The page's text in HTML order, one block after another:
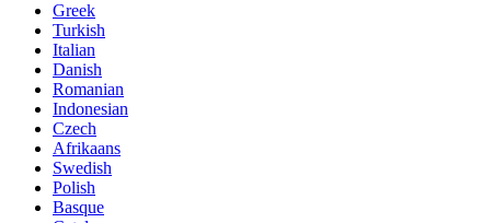
Greek
Turkish
Italian
Danish
Romanian
Indonesian
Czech
Afrikaans
Swedish
Polish
Basque